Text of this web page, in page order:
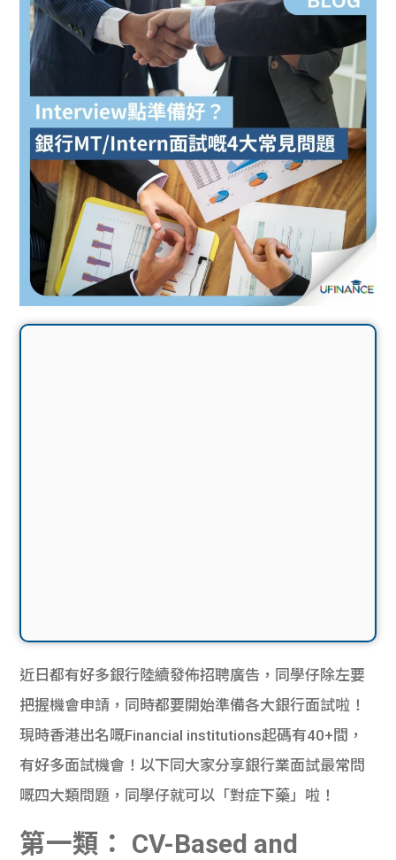
近日都有好多銀行陸續發佈招聘廣告，同學仔除左要
把握機會申請，同時都要開始準備各大銀行面試啦！
現時香港出名嘅Financial institutions起碼有40+間，
有好多面試機會！以下同大家分享銀行業面試最常問
嘅四大類問題，同學仔就可以「對症下藥」啦！
第一類： CV-Based and